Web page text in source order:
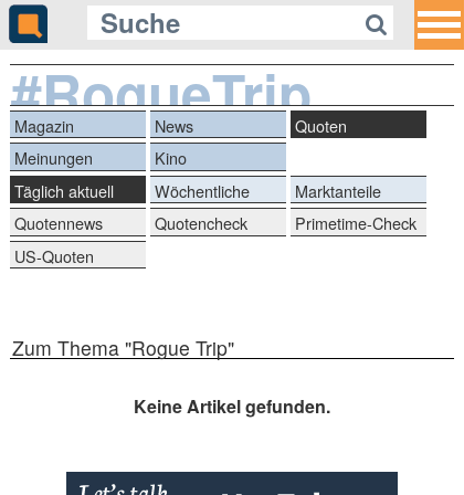
#RogueTrip
Magazin News
Quoten
Meinungen
Kino
Täglich aktuell
Wöchentliche
Reihen
Marktanteile
Quotennews
Quotencheck
Primetime-Check
US-Quoten
Zum Thema "Rogue Trip"
Keine Artikel gefunden.